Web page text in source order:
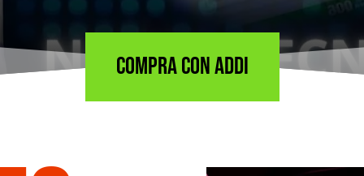
COMPRA CON ADDI